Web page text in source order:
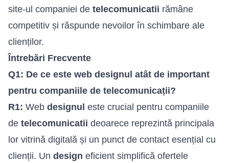
site-ul companiei de telecomunicatii rămâne
competitiv și răspunde nevoilor în schimbare ale
clienților.
Întrebări Frecvente
Q1: De ce este web designul atât de important
pentru companiile de telecomunicații?
R1: Web designul este crucial pentru companiile
de telecomunicatii deoarece reprezintă principala
lor vitrină digitală și un punct de contact esențial cu
clienții. Un design eficient simplifică ofertele